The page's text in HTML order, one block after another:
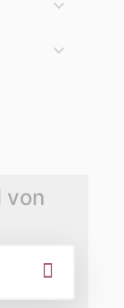


von